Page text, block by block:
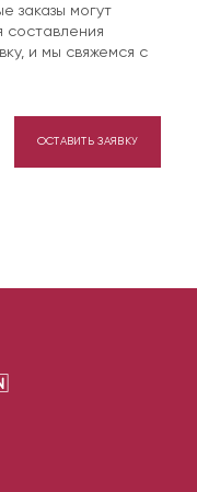
заказы могут
составления
и мы свяжемся с
ОСТАВИТЬ ЗАЯВКУ